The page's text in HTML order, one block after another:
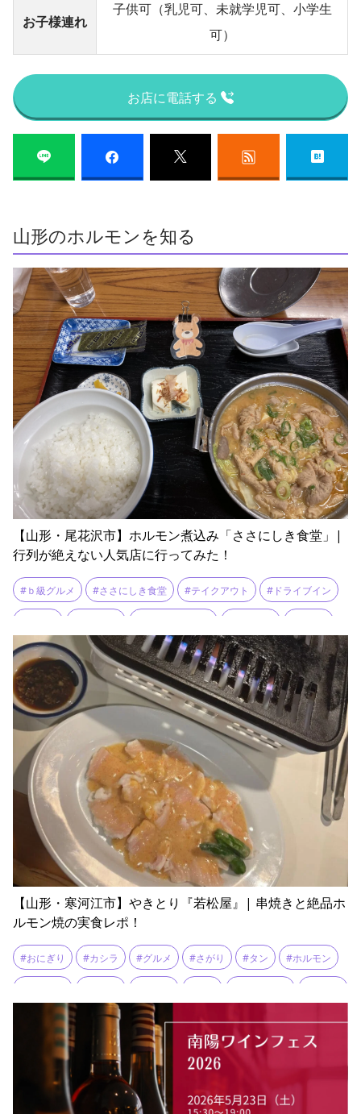
お子様連れ
子供可（乳児可、未就学児可、小学生
可）
お店に電話する
山形のホルモンを知る
【山形・尾花沢市】ホルモン煮込み「ささにしき食堂」|
行列が絶えない人気店に行ってみた！
#ｂ級グルメ #ささにしき食堂 #テイクアウト #ドライブイン
#人気店 #地元グルメ #尾花沢 #山形グルメ #昭和 #行列
【山形・寒河江市】やきとり『若松屋』| 串焼きと絶品ホ
ルモン焼の実食レポ！
#おにぎり #カシラ #グルメ #さがり #タン #ホルモン
#炭火 #煮込み #生ビール #老舗 #観光
#豚足